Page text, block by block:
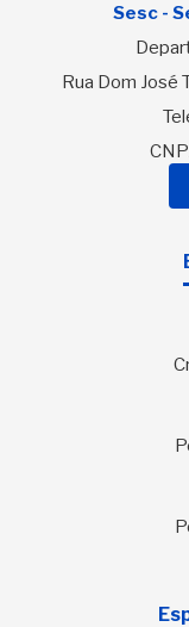
Sesc -
Rua Dom José